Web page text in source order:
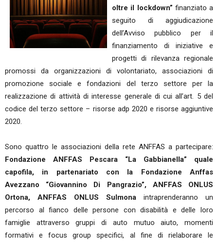
oltre il lockdown” finanziato a
seguito di aggiudicazione
dell’Avviso pubblico per il
finanziamento di iniziative e
progetti di rilevanza regionale
promossi da organizzazioni di volontariato, associazioni di
promozione sociale e fondazioni del terzo settore per la
realizzazione di attività di interesse generale di cui all’art. 5 del
codice del terzo settore – risorse adp 2020 e risorse aggiuntive
2020.
Sono quattro le associazioni della rete ANFFAS a partecipare:
Fondazione ANFFAS Pescara “La Gabbianella” quale
capofila, in partenariato con la Fondazione Anffas
Avezzano “Giovannino Di Pangrazio”, ANFFAS ONLUS
Ortona, ANFFAS ONLUS Sulmona intraprenderanno un
percorso al fianco delle persone con disabilità e delle loro
famiglie attraverso gruppi di auto mutuo aiuto, momenti
formativi e focus group specifici, al fine di rielaborare le